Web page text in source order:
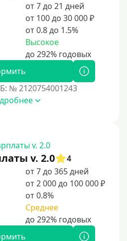
истории
обязательств
от 7 до 21 дней
от 100 до 30 000 ₽
от 0.8 до 1.5%
Высокое
№ 2120754001243
v. 2.0
4
от 7 до 365 дней
от 2 000 до 100 000 ₽
от 0.8%
Среднее